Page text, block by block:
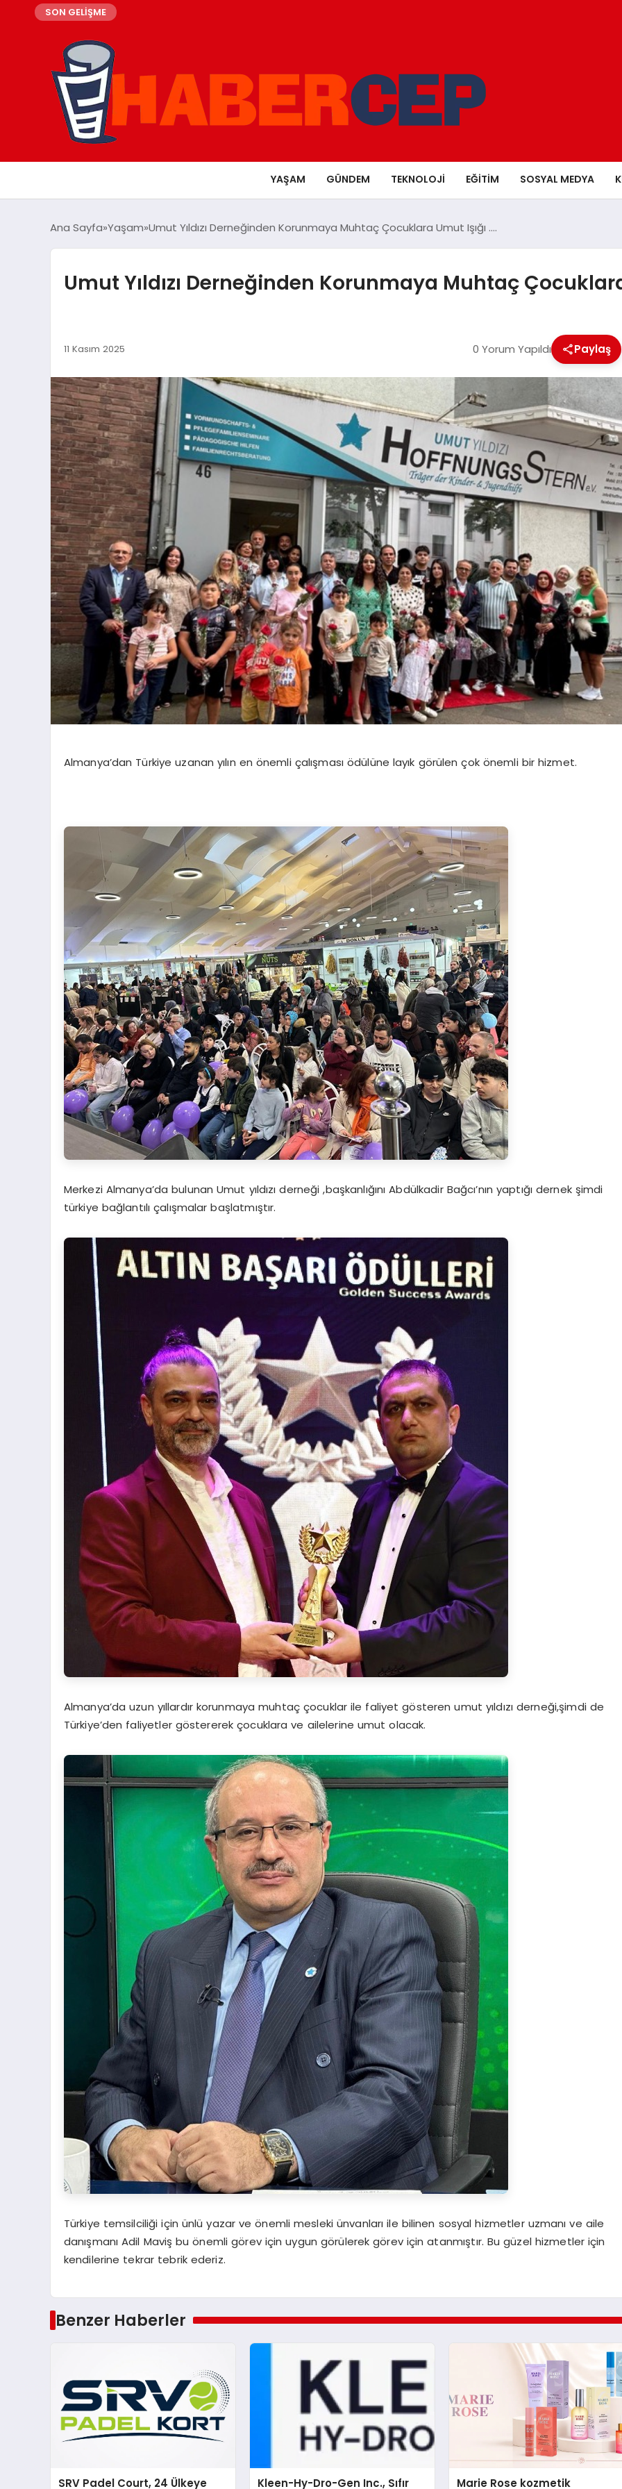
SON GELİŞME
YAŞAM GÜNDEM TEKNOLOJI EĞITIM SOSYAL MEDYA
Ana Sayfa Yaşam Umut Yıldızı Derneğinden Korunmaya Muhtaç Çocuklara Umut Işığı ….
Umut Yıldızı Derneğinden Korunmaya Muhtaç
11 Kasım 2025 0 Yorum Yapıldı Paylaş
Almanya’dan Türkiye uzanan yılın en önemli çalışması ödülüne layık görülen çok önemli bir hizmet.
Merkezi Almanya’da bulunan Umut yıldızı derneği ,başkanlığını Abdülkadir Bağcı’nın yaptığı dernek şimdi
türkiye bağlantılı çalışmalar başlatmıştır.
Almanya’da uzun yıllardır korunmaya muhtaç çocuklar ile faliyet gösteren umut yıldızı derneği,şimdi de
Türkiye’den faliyetler göstererek çocuklara ve ailelerine umut olacak.
Türkiye temsilciliği için ünlü yazar ve önemli mesleki ünvanları ile bilinen sosyal hizmetler uzmanı ve aile
danışmanı Adil Maviş bu önemli görev için uygun görülerek görev için atanmıştır. Bu güzel hizmetler için
kendilerine tekrar tebrik ederiz.
Benzer Haberler
SRV Padel Court, 24 Ülkeye Kleen-Hy-Dro-Gen Inc., Sıfır Marie Rose kozmetik